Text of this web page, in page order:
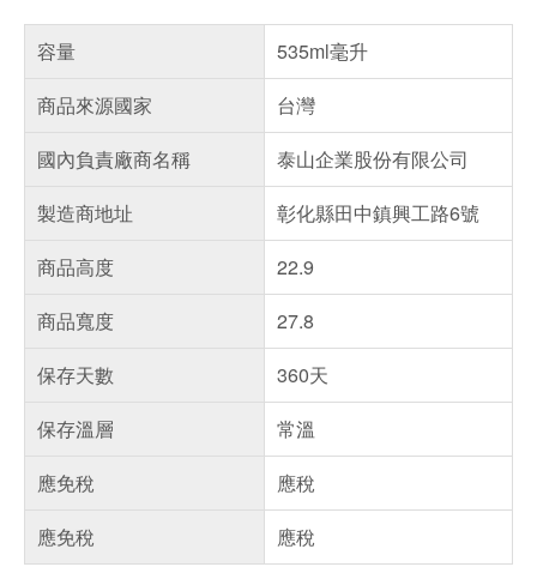
容量
535ml毫升
商品來源國家
台灣
國內負責廠商名稱
泰山企業股份有限公司
製造商地址
彰化縣田中鎮興工路6號
商品高度
22.9
商品寬度
27.8
保存天數
360天
保存溫層
常溫
應免稅
應稅
應免稅
應稅